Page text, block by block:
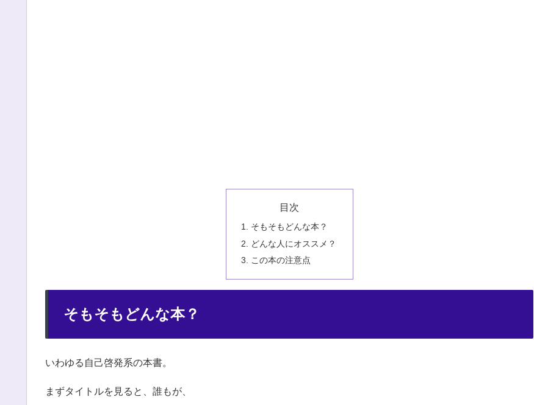
目次
そもそもどんな本？
どんな人にオススメ？
この本の注意点
そもそもどんな本？
いわゆる自己啓発系の本書。
まずタイトルを見ると、誰もが、